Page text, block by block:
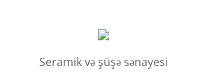
Seramik və şüşə sənayesi